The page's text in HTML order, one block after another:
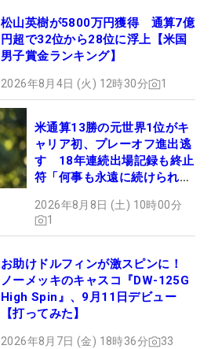
松山英樹が5800万円獲得 通算7億
円超で32位から28位に浮上【米国
男子賞金ランキング】
2026年8月4日 (火) 12時30分 1
米通算13勝の元世界1位がキ
ャリア初、プレーオフ進出逃
す 18年連続出場記録も終止
符「何事も永遠に続けられな
2026年8月8日 (土) 10時00分
1
お助けドルフィンが激スピンに！
ノーメッキのキャスコ『DW-125G
High Spin』、9月11日デビュー
【打ってみた】
2026年8月7日 (金) 18時36分 33